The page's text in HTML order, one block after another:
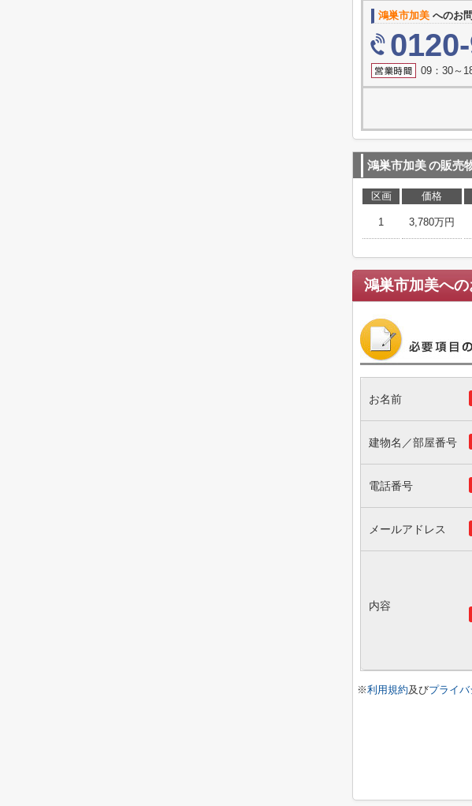
鴻巣市加美 へのお
09：30～
鴻巣市加美の販売
区画 価格
1 3,780万円
鴻巣市加美へ
お名前
建物名／部屋番号
電話番号
メールアドレス
内容
※利用規約及びプライバ